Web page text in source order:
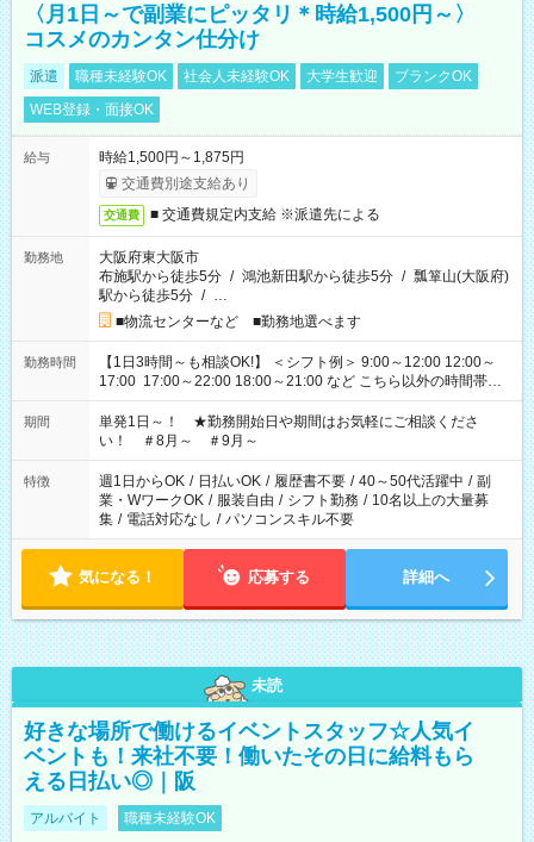
〈月1日～で副業にピッタリ＊時給1,500円～〉
コスメのカンタン仕分け
派遣 職種未経験OK 社会人未経験OK 大学生歓迎
ブランクOK
WEB登録・面接OK
給与
時給1,500円～1,875円
交通費別途支給あり
交通費 ■ 交通費規定内支給 ※派遣先による
勤務地
大阪府東大阪市
布施駅から徒歩5分 / 鴻池新田駅から徒歩5分 / 瓢箪山(大阪府)
駅から徒歩5分 / …
■物流センターなど ■勤務地選べます
勤務時間
【1日3時間～も相談OK!】 ＜シフト例＞ 9:00～12:00 12:00～
17:00 17:00～22:00 18:00～21:00 など こちら以外の時間帯も
お気軽にご相談ください！
期間
単発1日～！ ★勤務開始日や期間はお気軽にご相談くださ
い！ ＃8月～ ＃9月～
特徴 週1日からOK / 日払いOK / 履歴書不要 / 40～50代活躍中 / 副
業・WワークOK / 服装自由 / シフト勤務 / 10名以上の大量募
集 / 電話対応なし / パソコンスキル不要
気になる！ 応募する 詳細へ
未読
好きな場所で働けるイベントスタッフ☆人気イ
ベントも！来社不要！働いたその日に給料もら
える日払い◎｜阪
アルバイト 職種未経験OK